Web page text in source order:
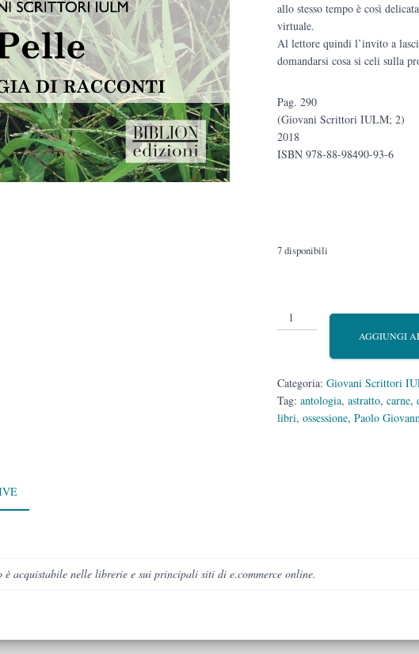
allo stesso tempo è così
virtuale.
Al lettore quindi l’invito a
domandarsi cosa si celi sulla
Pag. 290
(Giovani Scrittori IULM; 2)
2018
ISBN 978-88-98490-93-6
7 disponibili
Pelle
quantità
AGGIUNGI
Categoria: Giovani Scrittori
Tag: antologia, astratto, carne,
libri, ossessione, Paolo
acquistabile nelle librerie e sui principali siti di e.commerce online.